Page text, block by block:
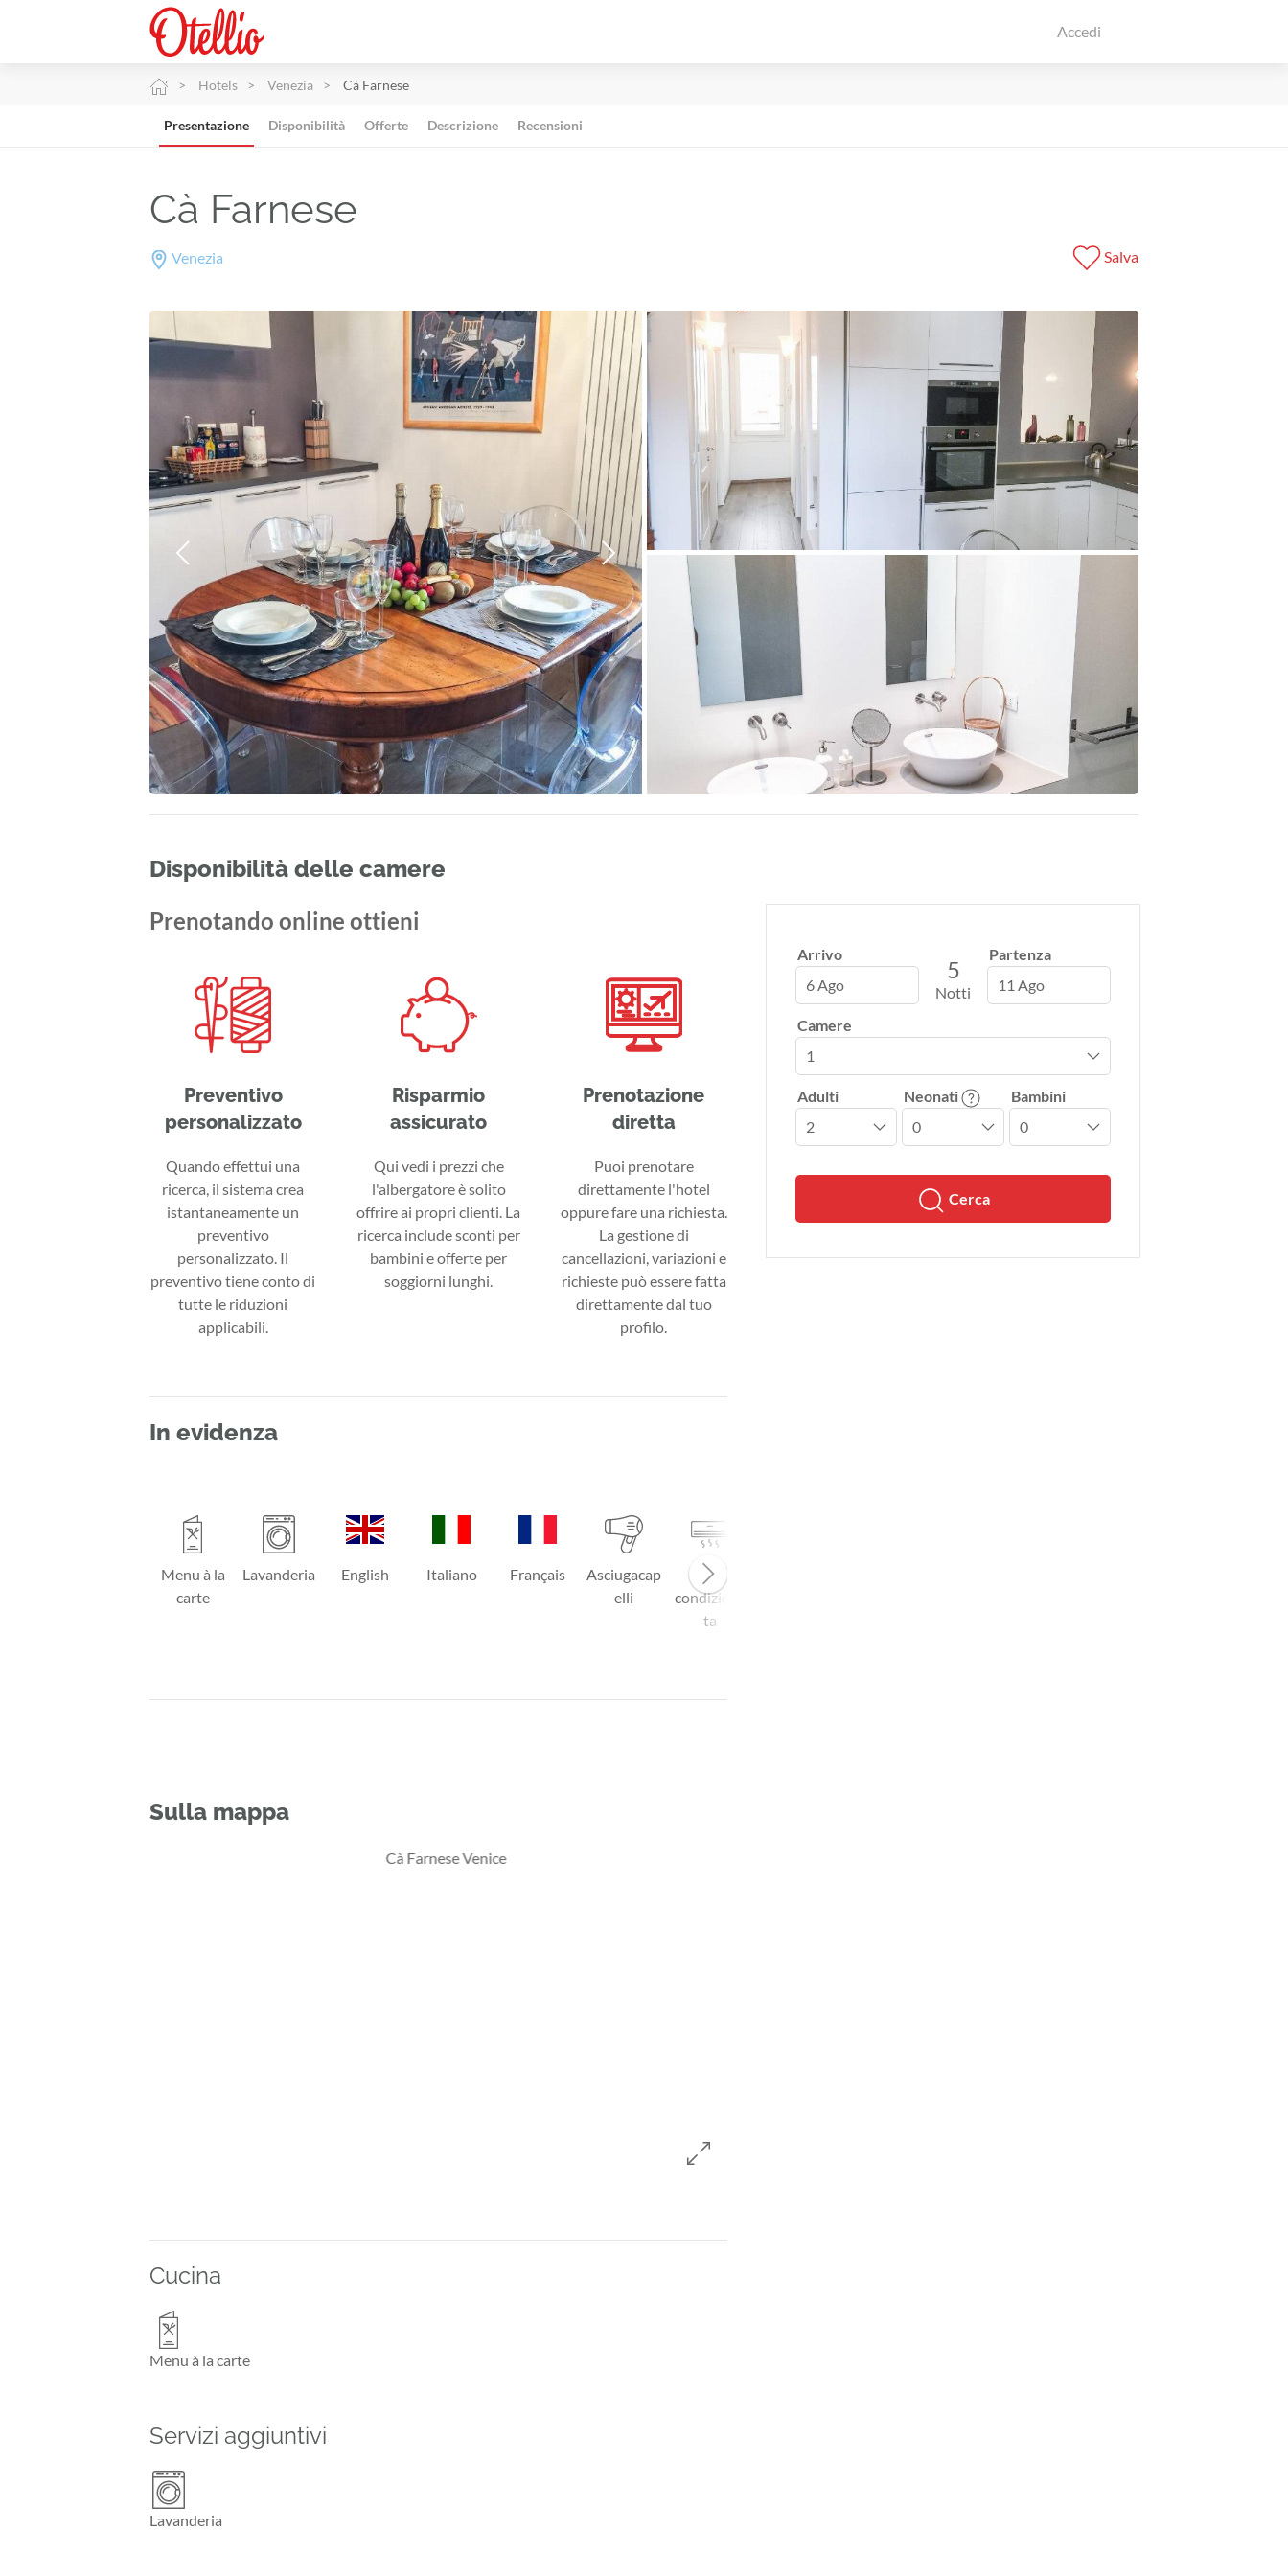
Accedi
Hotels Venezia Cà Farnese
Presentazione Disponibilità Offerte Descrizione Recensioni
Cà Farnese
Venezia Salva
Disponibilità delle camere
Arrivo
6 Ago
5
Notti
Partenza
11 Ago
Camere
Adulti Neonati Bambini
Cerca
Prenotando online ottieni
Preventivo
personalizzato
Quando effettui una
ricerca, il sistema crea
istantaneamente un
preventivo
personalizzato. Il
preventivo tiene conto di
tutte le riduzioni
applicabili.
Risparmio
assicurato
Qui vedi i prezzi che
l'albergatore è solito
offrire ai propri clienti. La
ricerca include sconti per
bambini e offerte per
soggiorni lunghi.
Prenotazione
diretta
Puoi prenotare
direttamente l'hotel
oppure fare una richiesta.
La gestione di
cancellazioni, variazioni e
richieste può essere fatta
direttamente dal tuo
profilo.
In evidenza
Menu à la
carte
Lavanderia English Italiano Français
Asciugacap
elli
Aria
condiziona
ta
Sulla mappa
Cucina
Menu à la carte
Servizi aggiuntivi
Lavanderia